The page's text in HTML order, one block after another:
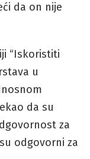
da on nije
“Iskoristiti
u
da su
za
odgovorni za